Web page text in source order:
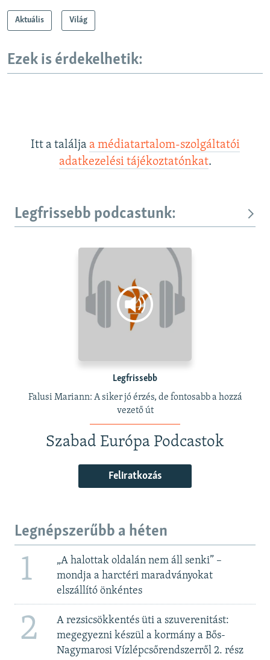
Aktuális Világ
Ezek is érdekelhetik:
Itt a találja a médiatartalom-szolgáltatói
adatkezelési tájékoztatónkat.
Legfrissebb podcastunk:
Legfrissebb
Falusi Mariann: A siker jó érzés, de fontosabb a hozzá
vezető út
Szabad Európa Podcastok
Feliratkozás
Legnépszerűbb a héten
1
„A halottak oldalán nem áll senki” –
mondja a harctéri maradványokat
elszállító önkéntes
2
A rezsicsökkentés üti a szuverenitást:
megegyezni készül a kormány a Bős-
Nagymarosi Vízlépcsőrendszerről 2. rész